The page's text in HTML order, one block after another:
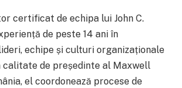
certificat de echipa lui John C.
de peste 14 ani în
echipe și culturi organizaționale
calitate de președinte al Maxwell
el coordonează procese de